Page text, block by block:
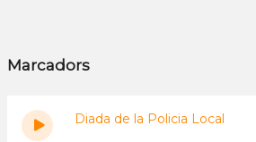
Marcadors
Diada de la Policia Local